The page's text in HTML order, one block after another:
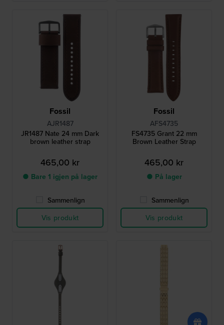
Fossil
AJR1487
JR1487 Nate 24 mm Dark
brown leather strap
465,00 kr
● Bare 1 igjen på lager
Sammenlign
Vis produkt
Fossil
AFS4735
FS4735 Grant 22 mm
Brown Leather Strap
465,00 kr
● På lager
Sammenlign
Vis produkt